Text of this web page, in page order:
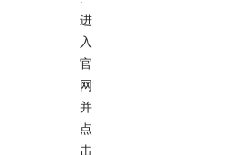
进
入
官
网
并
点
击